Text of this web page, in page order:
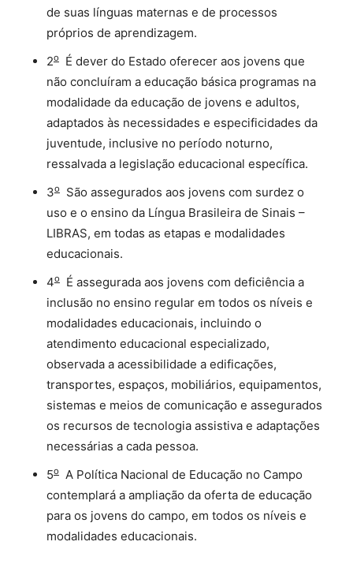
de suas línguas maternas e de processos
próprios de aprendizagem.
2oÉ dever do Estado oferecer aos jovens que
não concluíram a educação básica programas na
modalidade da educação de jovens e adultos,
adaptados às necessidades e especificidades da
juventude, inclusive no período noturno,
ressalvada a legislação educacional específica.
3oSão assegurados aos jovens com surdez o
uso e o ensino da Língua Brasileira de Sinais –
LIBRAS, em todas as etapas e modalidades
educacionais.
4oÉ assegurada aos jovens com deficiência a
inclusão no ensino regular em todos os níveis e
modalidades educacionais, incluindo o
atendimento educacional especializado,
observada a acessibilidade a edificações,
transportes, espaços, mobiliários, equipamentos,
sistemas e meios de comunicação e assegurados
os recursos de tecnologia assistiva e adaptações
necessárias a cada pessoa.
5oA Política Nacional de Educação no Campo
contemplará a ampliação da oferta de educação
para os jovens do campo, em todos os níveis e
modalidades educacionais.